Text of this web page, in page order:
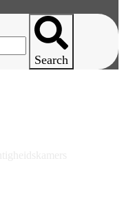
Search